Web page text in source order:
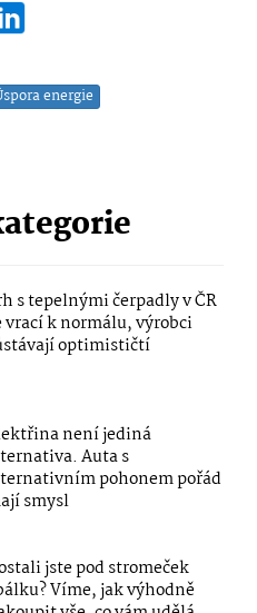
energie
s tepelnými čerpadly v ČR
vrací k normálu, výrobci
optimističtí
není jediná
Auta s
pohonem pořád
smysl
jste pod stromeček
Víme, jak výhodně